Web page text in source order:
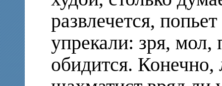
развлечется,
упрекали: зря, мол,
обидится.